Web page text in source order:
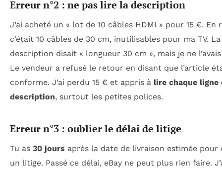
Erreur n°2 : ne pas lire la description
J’ai acheté un « lot de 10 câbles HDMI » pour 15 €. En
c’était 10 câbles de 30 cm, inutilisables pour ma TV. La
description disait « longueur 30 cm », mais je ne
Le vendeur a refusé le retour en disant que l’article
conforme. J’ai perdu 15 € et appris à lire chaque ligne
description, surtout les petites polices.
Erreur n°3 : oublier le délai de litige
Tu as 30 jours après la date de livraison estimée pour
un litige. Passé ce délai, eBay ne peut plus rien faire.